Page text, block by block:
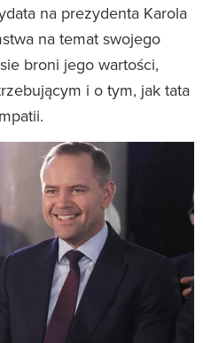
na prezydenta Karola
na temat swojego
broni jego wartości,
i o tym, jak tata